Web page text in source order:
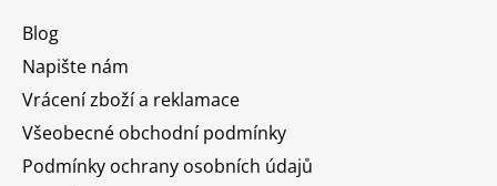
Blog
Napište nám
Vrácení zboží a reklamace
Všeobecné obchodní podmínky
Podmínky ochrany osobních údajů